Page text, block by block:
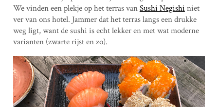
We vinden een plekje op het terras vanSushi Negishi niet
ver van ons hotel. Jammer dat het terras langs een drukke
weg ligt, want de sushi is echt lekker en met wat moderne
varianten (zwarte rijst en zo).